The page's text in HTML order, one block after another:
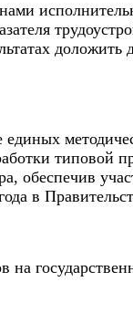
доложить
типовой
обеспечив
в